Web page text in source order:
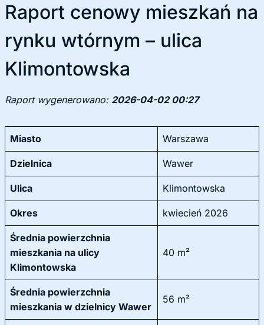
Raport cenowy mieszkań na
rynku wtórnym – ulica
Klimontowska
Raport wygenerowano: 2026-04-02 00:27
Miasto Warszawa
Dzielnica Wawer
Ulica Klimontowska
Okres kwiecień 2026
Średnia powierzchnia
mieszkania na ulicy
Klimontowska
40 m²
Średnia powierzchnia
mieszkania w dzielnicy Wawer
56 m²